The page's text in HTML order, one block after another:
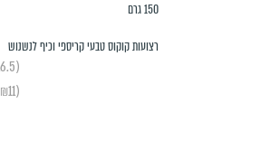
150 גרם
רצועות קוקוס טבעי קריספי וכיף לנשנוש
(₪16.5 / יחידה)
(₪11 / 100 גרם)